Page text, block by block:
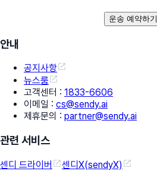
운송 예약하기
안내
공지사항
뉴스룸
고객센터 : 1833-6606
이메일 : cs@sendy.ai
제휴문의 : partner@sendy.ai
관련 서비스
센디 드라이버 센디X(sendyX)